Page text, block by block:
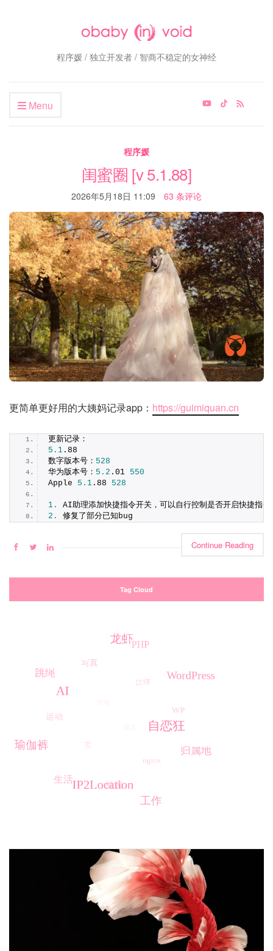
程序媛 / 独立开发者 / 智商不稳定的女神经
Menu
程序媛
闺蜜圈 [v 5.1.88]
2026年5月18日 11:09 63 条评论
更简单更好用的大姨妈记录app： https://guimiquan.cn
更新记录：
5.1 . 88
数字版本号： 528
华为版本号： 5.2 . 01 550
Apple 5.1 . 88 528
1.
AI助理添加快捷指令开关，可以自行控制是否开启快捷指令
2.
修复了部分已知bug
Continue Reading
Tag Cloud